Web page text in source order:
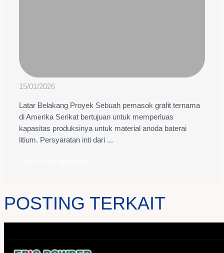
15/01/2026
Latar Belakang Proyek Sebuah pemasok grafit ternama
di Amerika Serikat bertujuan untuk memperluas
kapasitas produksinya untuk material anoda baterai
litium. Persyaratan inti dari ...
POSTING TERKAIT